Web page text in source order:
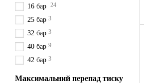
16 бар 24
25 бар 3
32 бар 3
40 бар 9
42 бар 3
Максимальний перепад тиску